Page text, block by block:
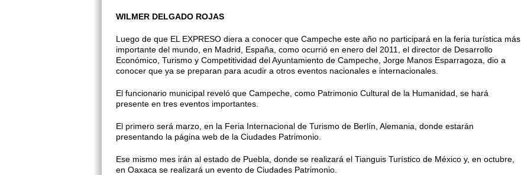
WILMER DELGADO ROJAS
Luego de que EL EXPRESO diera a conocer que Campeche este año no participará en la feria turística más
importante del mundo, en Madrid, España, como ocurrió en enero del 2011, el director de Desarrollo
Económico, Turismo y Competitividad del Ayuntamiento de Campeche, Jorge Manos Esparragoza, dio a
conocer que ya se preparan para acudir a otros eventos nacionales e internacionales.
El funcionario municipal reveló que Campeche, como Patrimonio Cultural de la Humanidad, se hará
presente en tres eventos importantes.
El primero será marzo, en la Feria Internacional de Turismo de Berlín, Alemania, donde estarán
presentando la página web de la Ciudades Patrimonio.
Ese mismo mes irán al estado de Puebla, donde se realizará el Tianguis Turístico de México y, en octubre,
en Oaxaca se realizará un evento de Ciudades Patrimonio.